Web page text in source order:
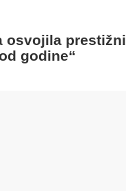
osvojila prestižni
godine“